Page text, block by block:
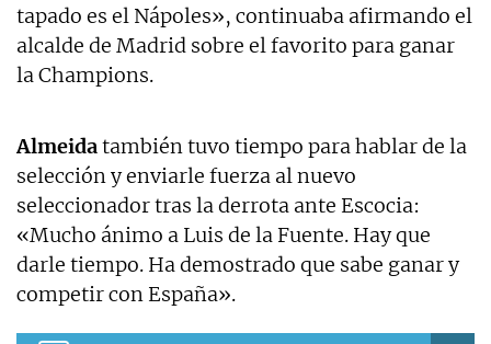
tapado es el Nápoles», continuaba afirmando el
alcalde de Madrid sobre el favorito para ganar
la Champions.
Almeidatambién tuvo tiempo para hablar de la
selección y enviarle fuerza al nuevo
seleccionador tras la derrota ante Escocia:
«Mucho ánimo a Luis de la Fuente. Hay que
darle tiempo. Ha demostrado que sabe ganar y
competir con España».